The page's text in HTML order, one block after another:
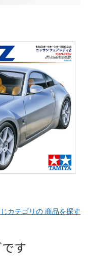
カテゴリの 商品を探す
す